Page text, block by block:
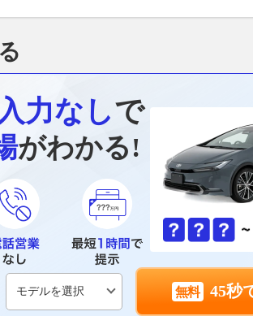
入力なしで
がわかる!
45秒